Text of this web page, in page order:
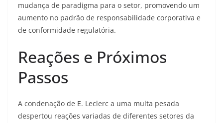
mudança de paradigma para o setor, promovendo um
aumento no padrão de responsabilidade corporativa e
de conformidade regulatória.
Reações e Próximos
Passos
A condenação de E. Leclerc a uma multa pesada
despertou reações variadas de diferentes setores da